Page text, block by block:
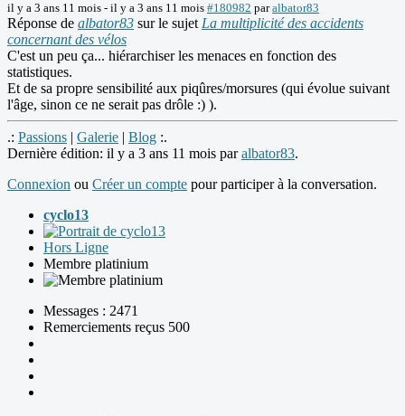
il y a 3 ans 11 mois - il y a 3 ans 11 mois #180982 paralbator83
Réponse de albator83 sur le sujet La multiplicité des accidents
concernant des vélos
C'est un peu ça... hiérarchiser les menaces en fonction des
statistiques.
Et de sa propre sensibilité aux piqûres/morsures (qui évolue suivant
l'âge, sinon ce ne serait pas drôle :) ).
.: Passions | Galerie | Blog :.
Dernière édition: il y a 3 ans 11 mois paralbator83.
Connexion ou Créer un compte pour participer à la conversation.
cyclo13
Hors Ligne
Membre platinium
Messages : 2471
Remerciements reçus 500